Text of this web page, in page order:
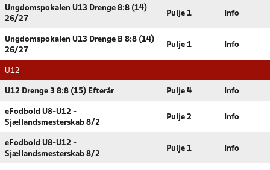
Ungdomspokalen U13 Drenge 8:8 (14)
26/27
Pulje 1 Info
Ungdomspokalen U13 Drenge B 8:8 (14)
26/27
Pulje 1 Info
U12
U12 Drenge 3 8:8 (15) Efterår Pulje 4 Info
eFodbold U8-U12 -
Sjællandsmesterskab 8/2
Pulje 2 Info
eFodbold U8-U12 -
Sjællandsmesterskab 8/2
Pulje 1 Info